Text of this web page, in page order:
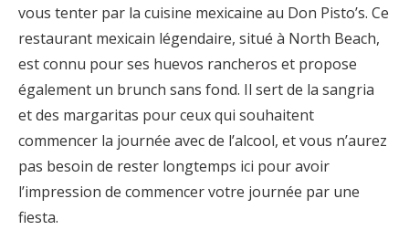
vous tenter par la cuisine mexicaine au Don Pisto’s. Ce
restaurant mexicain légendaire, situé à North Beach,
est connu pour ses huevos rancheros et propose
également un brunch sans fond. Il sert de la sangria
et des margaritas pour ceux qui souhaitent
commencer la journée avec de l’alcool, et vous n’aurez
pas besoin de rester longtemps ici pour avoir
l’impression de commencer votre journée par une
fiesta.